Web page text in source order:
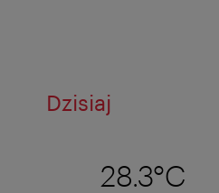
Dzisiaj
28.3°C